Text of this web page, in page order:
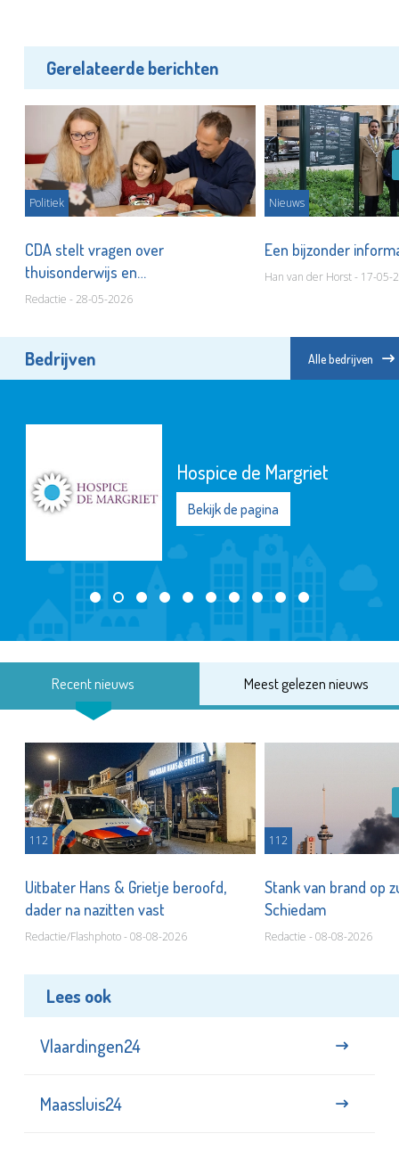
Gerelateerde berichten
Politiek
CDA stelt vragen over
thuisonderwijs en
leerplichtsvrijstellingen
Redactie - 28-05-2026
Nieuws
Een bijzonder
Han van der Horst - 17-05-
Bedrijven Alle bedrijven
Hospice de Margriet
Bekijk de pagina
Recent nieuws Meest gelezen nieuws
112
Uitbater Hans & Grietje beroofd,
dader na nazitten vast
Redactie/Flashphoto - 08-08-2026
112
Stank van brand op
Schiedam
Redactie - 08-08-2026
Lees ook
Vlaardingen24
Maassluis24